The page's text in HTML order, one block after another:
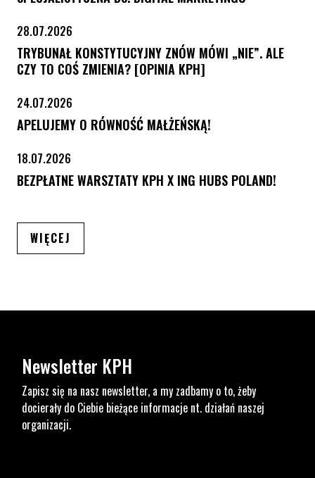
28.07.2026
TRYBUNAŁ KONSTYTUCYJNY ZNÓW MÓWI „NIE”. ALE
CZY TO COŚ ZMIENIA? [OPINIA KPH]
24.07.2026
APELUJEMY O RÓWNOŚĆ MAŁŻEŃSKĄ!
18.07.2026
BEZPŁATNE WARSZTATY KPH X ING HUBS POLAND!
WIĘCEJ
Newsletter KPH
Zapisz się na nasz newsletter, a my zadbamy o to, żeby
docierały do Ciebie bieżące informacje nt. działań naszej
organizacji.